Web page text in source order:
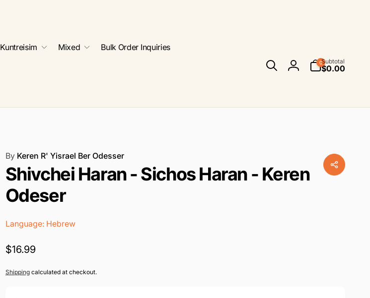
Kuntreisim Mixed Bulk Order Inquiries
Log
0
items
Subtotal
$0.00
ByKeren R' Yisrael Ber Odesser
Shivchei Haran - Sichos Haran - Keren
Odeser
Language: Hebrew
Regular
$16.99
Shippingcalculated at checkout.